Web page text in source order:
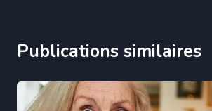
Publications similaires